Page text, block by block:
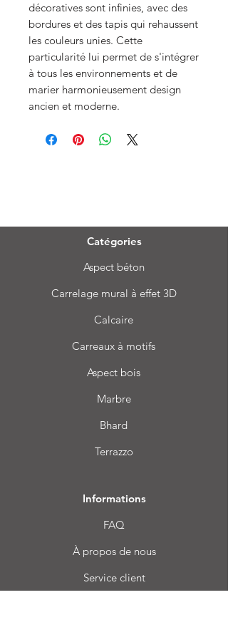
décoratives sont infinies, avec des
bordures et des tapis qui rehaussent
les couleurs unies. Cette
particularité lui permet de s'intégrer
à tous les environnements et de
marier harmonieusement design
ancien et moderne.
Catégories
Aspect béton
Carrelage mural à effet 3D
Calcaire
Carreaux à motifs
Aspect bois
Marbre
Bhard
Terrazzo
Informations
FAQ
À propos de nous
Service client